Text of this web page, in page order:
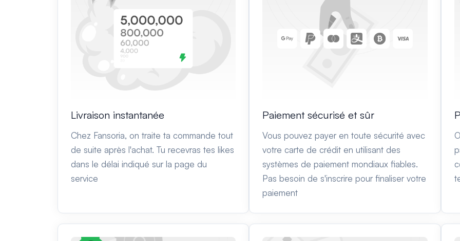
Livraison instantanée
Chez Fansoria, on traite ta commande tout
de suite après l'achat. Tu recevras tes likes
dans le délai indiqué sur la page du
service
Paiement sécurisé et sûr
Vous pouvez payer en toute sécurité avec
votre carte de crédit en utilisant des
systèmes de paiement mondiaux fiables.
Pas besoin de s'inscrire pour finaliser votre
paiement